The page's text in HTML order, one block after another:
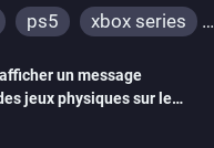
ps5
xbox series
xbox one
2
un message
jeux physiques sur le